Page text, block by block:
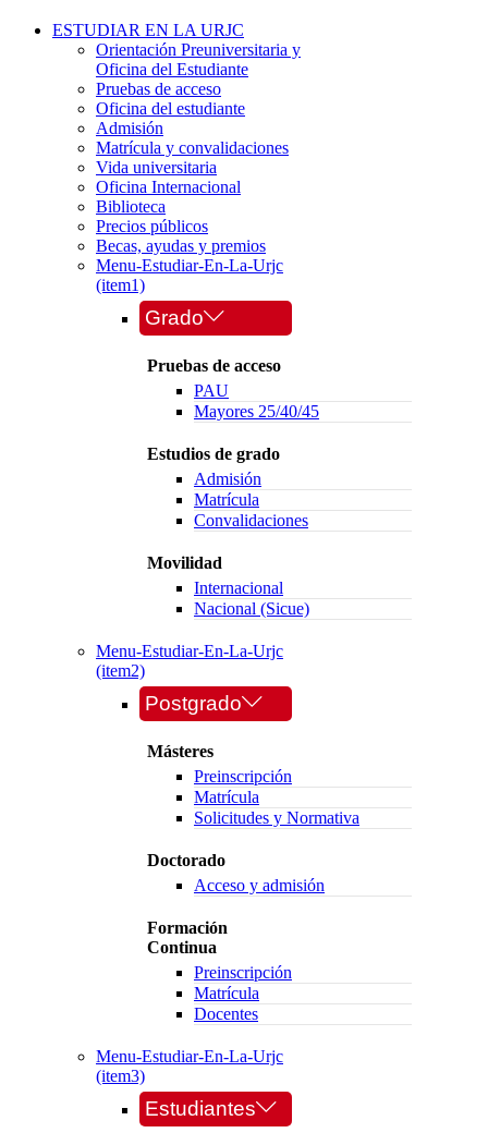
ESTUDIAR EN LA URJC
Orientación Preuniversitaria y
Oficina del Estudiante
Pruebas de acceso
Oficina del estudiante
Admisión
Matrícula y convalidaciones
Vida universitaria
Oficina Internacional
Biblioteca
Precios públicos
Becas, ayudas y premios
Menu-Estudiar-En-La-Urjc
(item1)
Grado
Pruebas de acceso
PAU
Mayores 25/40/45
Estudios de grado
Admisión
Matrícula
Convalidaciones
Movilidad
Internacional
Nacional (Sicue)
Menu-Estudiar-En-La-Urjc
(item2)
Postgrado
Másteres
Preinscripción
Matrícula
Solicitudes y Normativa
Doctorado
Acceso y admisión
Formación
Continua
Preinscripción
Matrícula
Docentes
Menu-Estudiar-En-La-Urjc
(item3)
Estudiantes